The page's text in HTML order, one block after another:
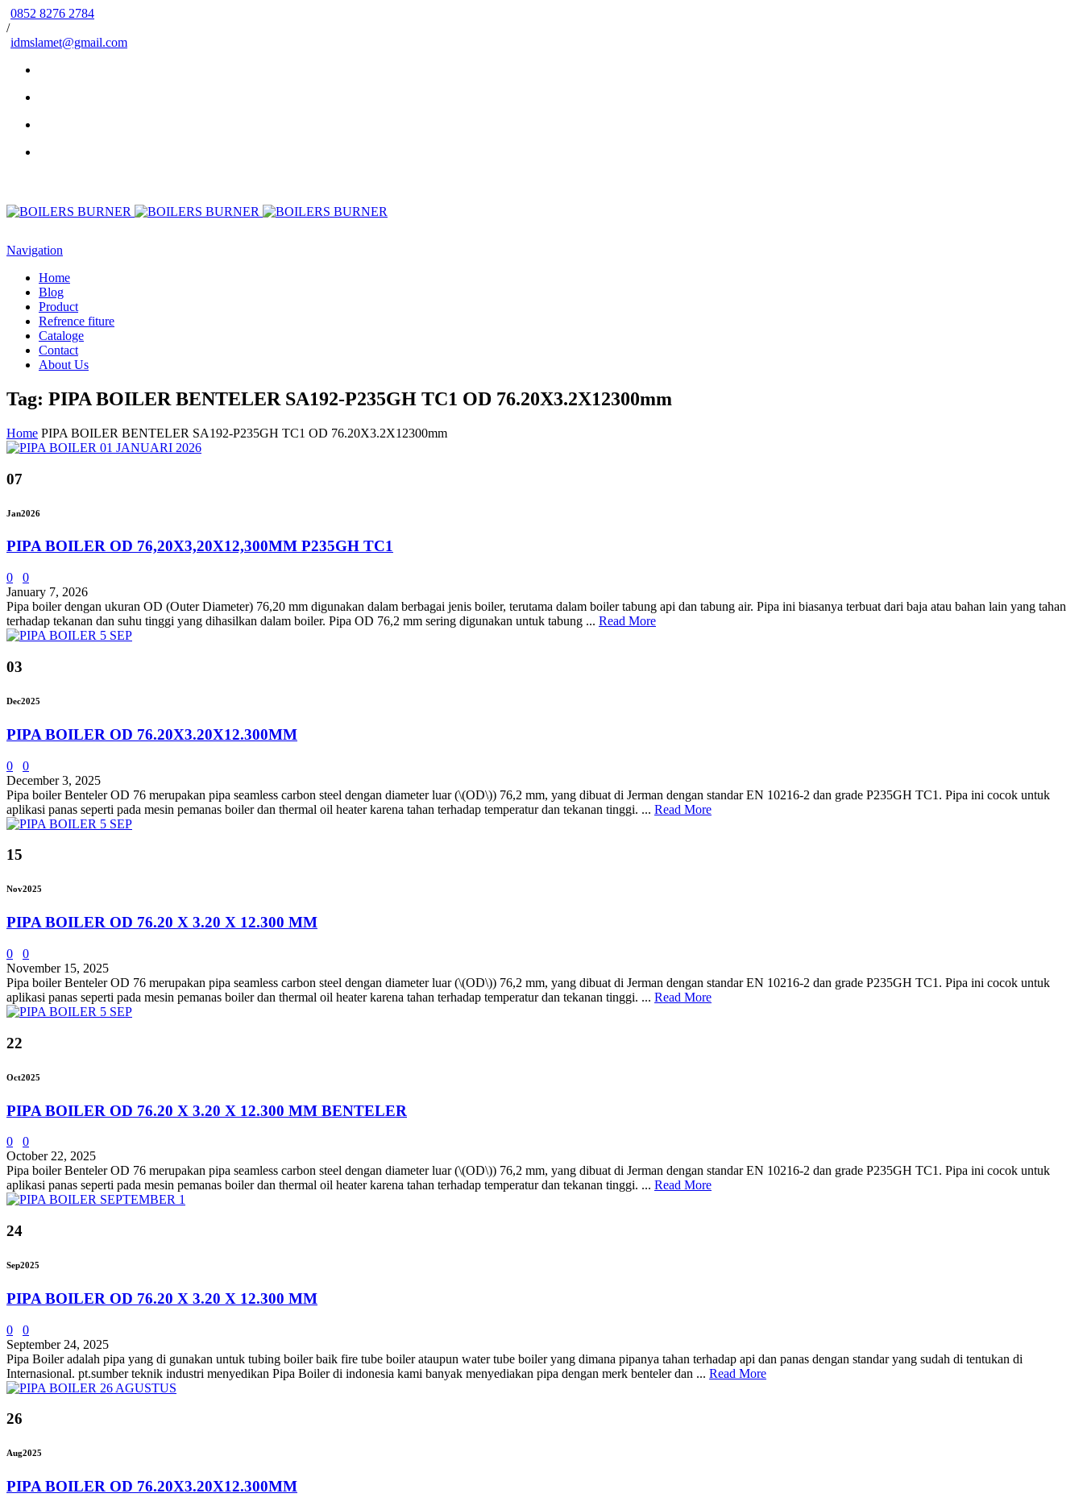
0852 8276 2784
/
idmslamet@gmail.com
Navigation
Home
Blog
Product
Refrence fiture
Cataloge
Contact
About Us
Tag: PIPA BOILER BENTELER SA192-P235GH TC1 OD 76.20X3.2X12300mm
Home PIPA BOILER BENTELER SA192-P235GH TC1 OD 76.20X3.2X12300mm
07
Jan2026
PIPA BOILER OD 76,20X3,20X12,300MM P235GH TC1
0
0
January 7, 2026
Pipa boiler dengan ukuran OD (Outer Diameter) 76,20 mm digunakan dalam berbagai jenis boiler, terutama dalam boiler tabung api dan tabung air. Pipa ini biasanya terbuat dari baja atau bahan lain yang tahan
terhadap tekanan dan suhu tinggi yang dihasilkan dalam boiler. Pipa OD 76,2 mm sering digunakan untuk tabung ... Read More
03
Dec2025
PIPA BOILER OD 76.20X3.20X12.300MM
0
0
December 3, 2025
Pipa boiler Benteler OD 76 merupakan pipa seamless carbon steel dengan diameter luar (\(OD\)) 76,2 mm, yang dibuat di Jerman dengan standar EN 10216-2 dan grade P235GH TC1. Pipa ini cocok untuk
aplikasi panas seperti pada mesin pemanas boiler dan thermal oil heater karena tahan terhadap temperatur dan tekanan tinggi. ... Read More
15
Nov2025
PIPA BOILER OD 76.20 X 3.20 X 12.300 MM
0
0
November 15, 2025
Pipa boiler Benteler OD 76 merupakan pipa seamless carbon steel dengan diameter luar (\(OD\)) 76,2 mm, yang dibuat di Jerman dengan standar EN 10216-2 dan grade P235GH TC1. Pipa ini cocok untuk
aplikasi panas seperti pada mesin pemanas boiler dan thermal oil heater karena tahan terhadap temperatur dan tekanan tinggi. ... Read More
22
Oct2025
PIPA BOILER OD 76.20 X 3.20 X 12.300 MM BENTELER
0
0
October 22, 2025
Pipa boiler Benteler OD 76 merupakan pipa seamless carbon steel dengan diameter luar (\(OD\)) 76,2 mm, yang dibuat di Jerman dengan standar EN 10216-2 dan grade P235GH TC1. Pipa ini cocok untuk
aplikasi panas seperti pada mesin pemanas boiler dan thermal oil heater karena tahan terhadap temperatur dan tekanan tinggi. ... Read More
24
Sep2025
PIPA BOILER OD 76.20 X 3.20 X 12.300 MM
0
0
September 24, 2025
Pipa Boiler adalah pipa yang di gunakan untuk tubing boiler baik fire tube boiler ataupun water tube boiler yang dimana pipanya tahan terhadap api dan panas dengan standar yang sudah di tentukan di
Internasional. pt.sumber teknik industri menyedikan Pipa Boiler di indonesia kami banyak menyediakan pipa dengan merk benteler dan ... Read More
26
Aug2025
PIPA BOILER OD 76.20X3.20X12.300MM